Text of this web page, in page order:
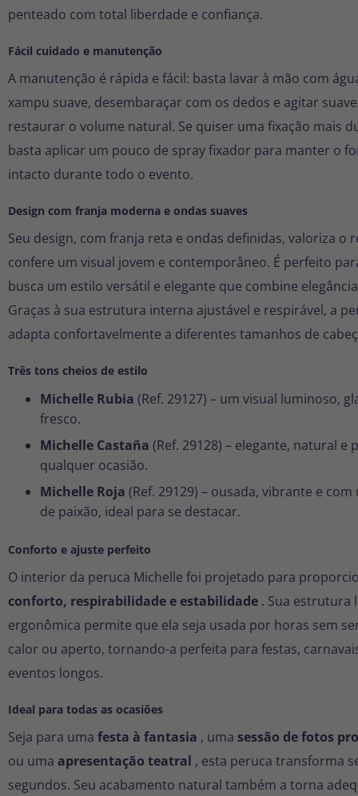
penteado com total liberdade e confiança.
Fácil cuidado e manutenção
A manutenção é rápida e fácil: basta lavar à mão com
xampu suave, desembaraçar com os dedos e agitar
restaurar o volume natural. Se quiser uma fixação mais
basta aplicar um pouco de spray fixador para manter o
intacto durante todo o evento.
Design com franja moderna e ondas suaves
Seu design, com franja reta e ondas definidas, valoriza o
confere um visual jovem e contemporâneo. É perfeito
busca um estilo versátil e elegante que combine
Graças à sua estrutura interna ajustável e respirável, a
adapta confortavelmente a diferentes tamanhos de
Três tons cheios de estilo
Michelle Rubia (Ref. 29127) – um visual luminoso,
fresco.
Michelle Castaña (Ref. 29128) – elegante, natural e
qualquer ocasião.
Michelle Roja (Ref. 29129) – ousada, vibrante e
de paixão, ideal para se destacar.
Conforto e ajuste perfeito
O interior da peruca Michelle foi projetado para
conforto, respirabilidade e estabilidade . Sua estrutura
ergonômica permite que ela seja usada por horas sem
calor ou aperto, tornando-a perfeita para festas,
eventos longos.
Ideal para todas as ocasiões
Seja para uma festa à fantasia , uma sessão de fotos
ou uma apresentação teatral , esta peruca transforma
segundos. Seu acabamento natural também a torna